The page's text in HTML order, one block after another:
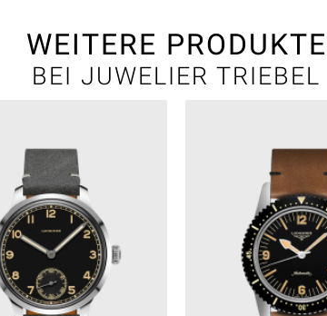
WEITERE PRODUKTE
BEI JUWELIER TRIEBEL